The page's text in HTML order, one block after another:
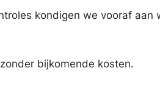
kondigen we vooraf
bijkomende kosten.